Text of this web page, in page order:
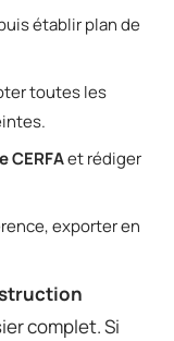
établir plan de
toutes les
CERFAet rédiger
exporter en
complet. Si